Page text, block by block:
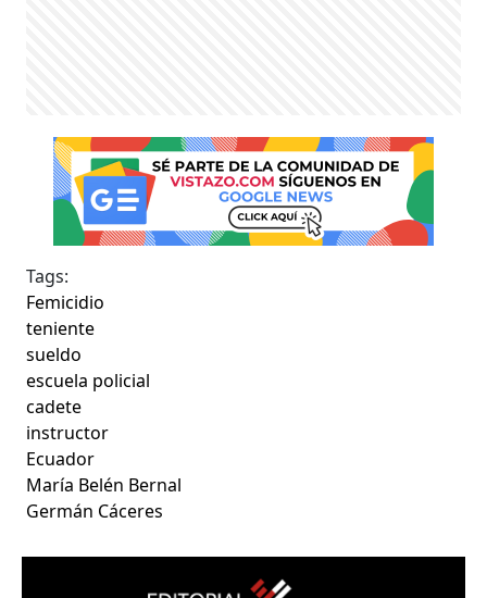
Tags:
Femicidio
teniente
sueldo
escuela policial
cadete
instructor
Ecuador
María Belén Bernal
Germán Cáceres